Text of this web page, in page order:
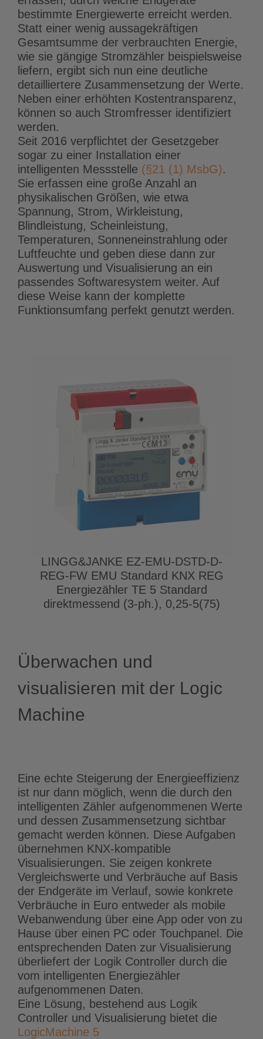
bestimmte Energiewerte erreicht werden.
Statt einer wenig aussagekräftigen
Gesamtsumme der verbrauchten Energie,
wie sie gängige Stromzähler beispielsweise
liefern, ergibt sich nun eine deutliche
detailliertere Zusammensetzung der Werte.
Neben einer erhöhten Kostentransparenz,
können so auch Stromfresser identifiziert
werden.
Seit 2016 verpflichtet der Gesetzgeber
sogar zu einer Installation einer
intelligenten Messstelle (§21 (1) MsbG).
Sie erfassen eine große Anzahl an
physikalischen Größen, wie etwa
Spannung, Strom, Wirkleistung,
Blindleistung, Scheinleistung,
Temperaturen, Sonneneinstrahlung oder
Luftfeuchte und geben diese dann zur
Auswertung und Visualisierung an ein
passendes Softwaresystem weiter. Auf
diese Weise kann der komplette
Funktionsumfang perfekt genutzt werden.
LINGG&JANKE EZ-EMU-DSTD-D-
REG-FW EMU Standard KNX REG
Energiezähler TE 5 Standard
direktmessend (3-ph.), 0,25-5(75)
Überwachen und
visualisieren mit der Logic
Machine
Eine echte Steigerung der Energieeffizienz
ist nur dann möglich, wenn die durch den
intelligenten Zähler aufgenommenen Werte
und dessen Zusammensetzung sichtbar
gemacht werden können. Diese Aufgaben
übernehmen KNX-kompatible
Visualisierungen. Sie zeigen konkrete
Vergleichswerte und Verbräuche auf Basis
der Endgeräte im Verlauf, sowie konkrete
Verbräuche in Euro entweder als mobile
Webanwendung über eine App oder von zu
Hause über einen PC oder Touchpanel. Die
entsprechenden Daten zur Visualisierung
überliefert der Logik Controller durch die
vom intelligenten Energiezähler
aufgenommenen Daten.
Eine Lösung, bestehend aus Logik
Controller und Visualisierung bietet die
LogicMachine 5